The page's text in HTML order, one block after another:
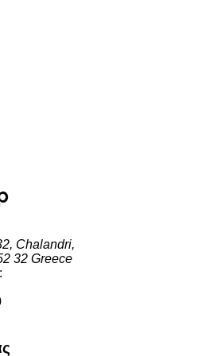
Chalandri,
32 Greece